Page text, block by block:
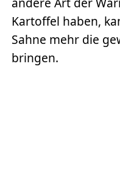
Kartoffel haben,
Sahne mehr die
bringen.